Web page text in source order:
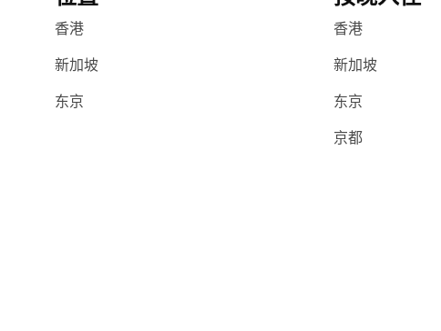
香港
新加坡
东京
香港
新加坡
东京
京都